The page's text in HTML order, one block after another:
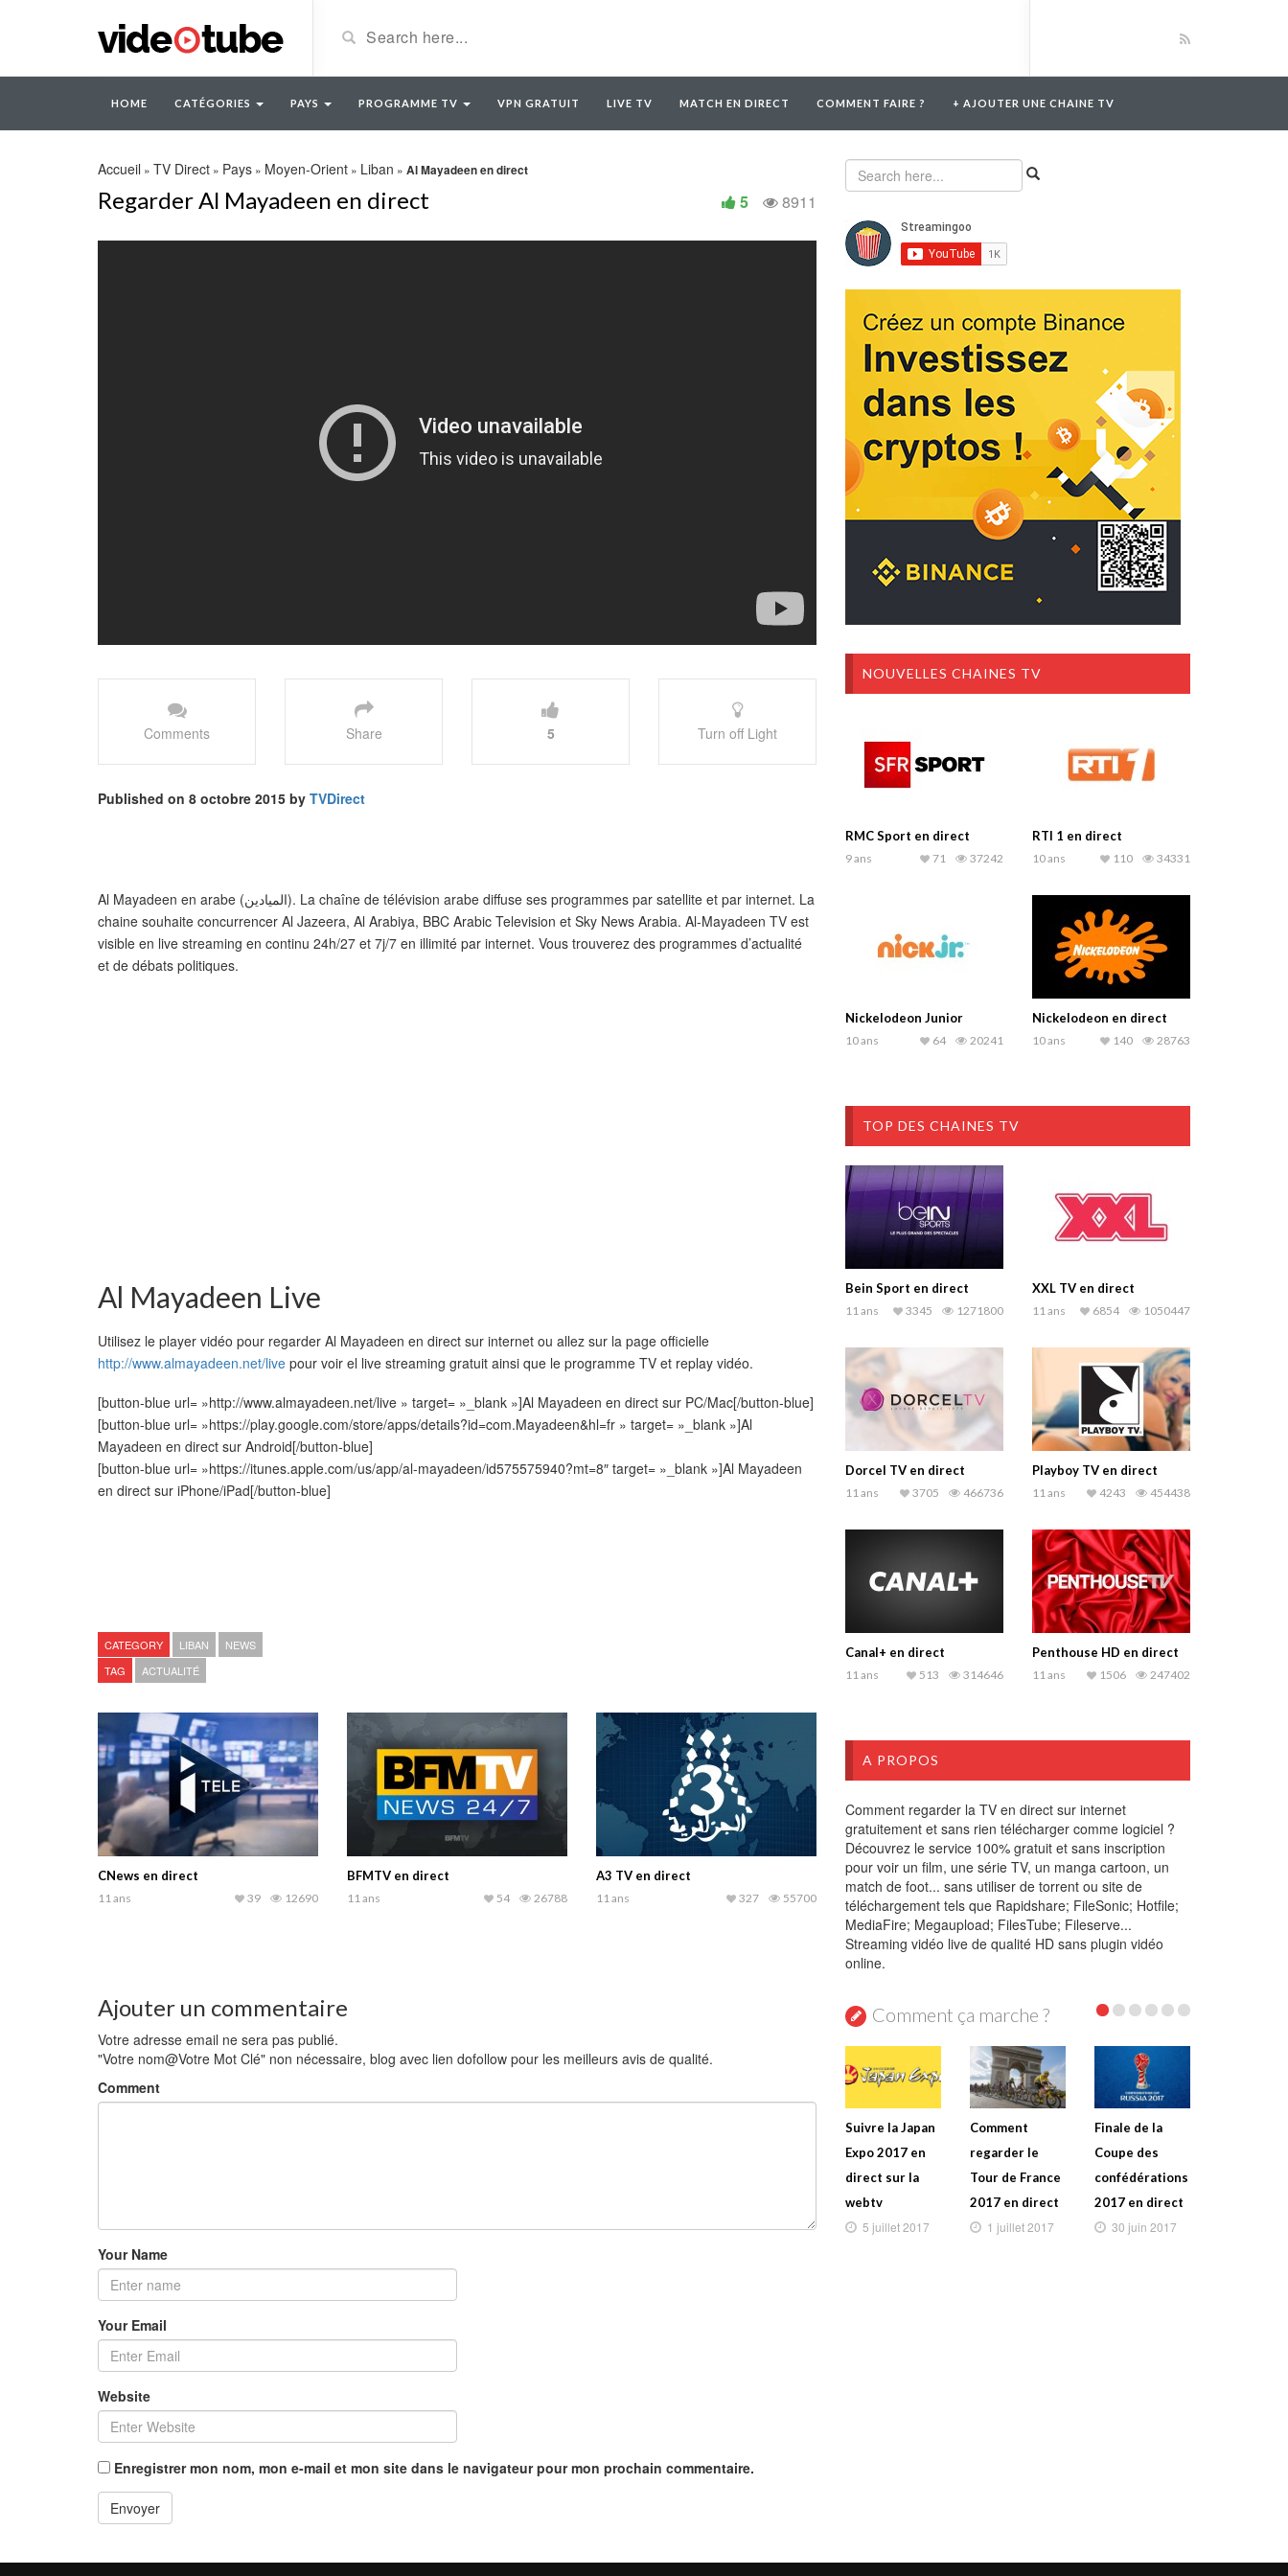
HOME CATÉGORIES PAYS PROGRAMME TV VPN GRATUIT LIVE TV MATCH EN DIRECT COMMENT FAIRE ? + AJOUTER UNE CHAINE TV
Accueil » TV Direct » Pays » Moyen-Orient » Liban » Al Mayadeen en direct
Regarder Al Mayadeen en direct 8911
5
Comments Share 5 Turn off Light
Published on 8 octobre 2015 by TVDirect
Al Mayadeen en arabe (الميادين). La chaîne de télévision arabe diffuse ses programmes par satellite et par internet. La
chaine souhaite concurrencer Al Jazeera, Al Arabiya, BBC Arabic Television et Sky News Arabia. Al-Mayadeen TV est
visible en live streaming en continu 24h/27 et 7j/7 en illimité par internet. Vous trouverez des programmes d’actualité
et de débats politiques.
Al Mayadeen Live
Utilisez le player vidéo pour regarder Al Mayadeen en direct sur internet ou allez sur la page officielle
http://www.almayadeen.net/live pour voir el live streaming gratuit ainsi que le programme TV et replay vidéo.
[button-blue url= »http://www.almayadeen.net/live » target= »_blank »]Al Mayadeen en direct sur PC/Mac[/button-blue]
[button-blue url= »https://play.google.com/store/apps/details?id=com.Mayadeen&hl=fr » target= »_blank »]Al
Mayadeen en direct sur Android[/button-blue]
[button-blue url= »https://itunes.apple.com/us/app/al-mayadeen/id575575940?mt=8″ target= »_blank »]Al Mayadeen
en direct sur iPhone/iPad[/button-blue]
CATEGORY LIBAN
NEWS
TAG
ACTUALITÉ
CNews en direct
11 ans 12690
39
BFMTV en direct
11 ans 26788
54
A3 TV en direct
11 ans 55700
327
Ajouter un commentaire
Votre adresse email ne sera pas publié.
"Votre nom@Votre Mot Clé" non nécessaire, blog avec lien dofollow pour les meilleurs avis de qualité.
Comment
Your Name
Your Email
Website
Enregistrer mon nom, mon e-mail et mon site dans le navigateur pour mon prochain commentaire.
NOUVELLES CHAINES TV
RMC Sport en direct
9 ans 37242
71
RTI 1 en direct
10 ans 34331
110
Nickelodeon Junior
10 ans 20241
64
Nickelodeon en direct
10 ans 28763
140
TOP DES CHAINES TV
Bein Sport en direct
11 ans 1271800
3345
XXL TV en direct
11 ans 1050447
6854
Dorcel TV en direct
11 ans 466736
3705
Playboy TV en direct
11 ans 454438
4243
Canal+ en direct
11 ans 314646
513
Penthouse HD en direct
11 ans 247402
1506
A PROPOS
Comment regarder la TV en direct sur internet
gratuitement et sans rien télécharger comme logiciel ?
Découvrez le service 100% gratuit et sans inscription
pour voir un film, une série TV, un manga cartoon, un
match de foot... sans utiliser de torrent ou site de
téléchargement tels que Rapidshare; FileSonic; Hotfile;
MediaFire; Megaupload; FilesTube; Fileserve...
Streaming vidéo live de qualité HD sans plugin vidéo
online.
Comment ça marche ?
Suivre la Japan
Expo 2017 en
direct sur la
webtv
5 juillet 2017
Comment
regarder le
Tour de France
2017 en direct
1 juillet 2017
Finale de la
Coupe des
confédérations
2017 en direct
30 juin 2017